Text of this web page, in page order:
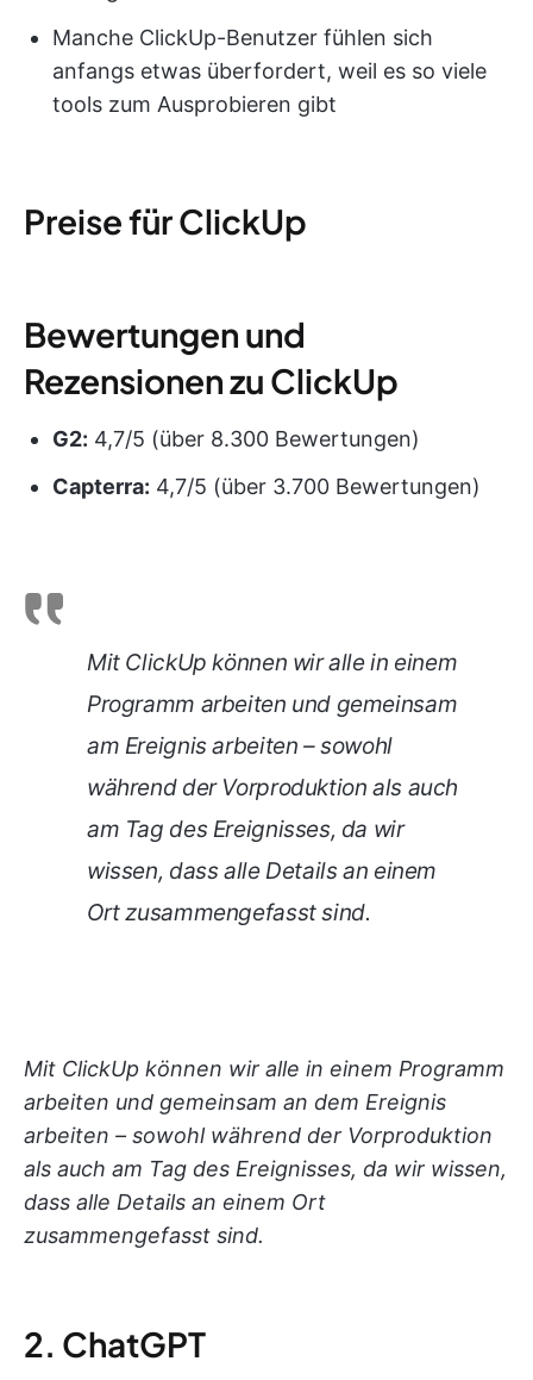
Manche ClickUp-Benutzer fühlen sich
anfangs etwas überfordert, weil es so viele
tools zum Ausprobieren gibt
Preise für ClickUp
Bewertungen und
Rezensionen zu ClickUp
G2: 4,7/5 (über 8.300 Bewertungen)
Capterra: 4,7/5 (über 3.700 Bewertungen)
Mit ClickUp können wir alle in einem
Programm arbeiten und gemeinsam
am Ereignis arbeiten – sowohl
während der Vorproduktion als auch
am Tag des Ereignisses, da wir
wissen, dass alle Details an einem
Ort zusammengefasst sind.
Mit ClickUp können wir alle in einem Programm
arbeiten und gemeinsam an dem Ereignis
arbeiten – sowohl während der Vorproduktion
als auch am Tag des Ereignisses, da wir wissen,
dass alle Details an einem Ort
zusammengefasst sind.
2. ChatGPT